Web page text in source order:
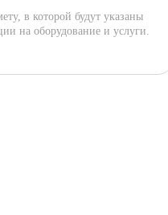
в которой будут указаны
на оборудование и услуги.